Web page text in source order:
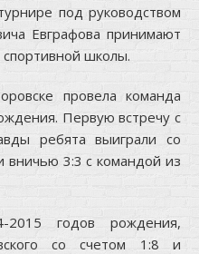
под руководством
Евграфова принимают
школы.
провела команда
Первую встречу с
ребята выиграли со
вничью 3:3 с командой из
2015 годов рождения,
со счетом 1:8 и